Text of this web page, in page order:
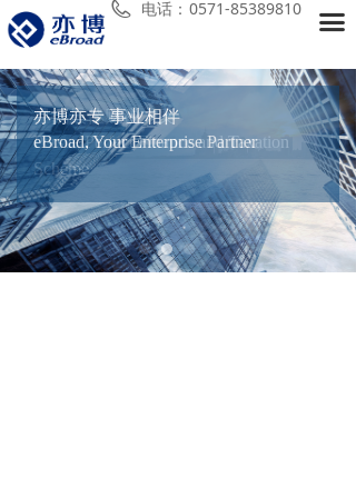
끀
首页
关于我们
服务项目
亦博微讯
新闻动态
加入我们
寻找最佳财税方案
Persue Perfect Finance and Taxation
Scheme
亦博亦专 事业相伴
eBroad, Your Enterprise Partner
电话： 0571-85389810